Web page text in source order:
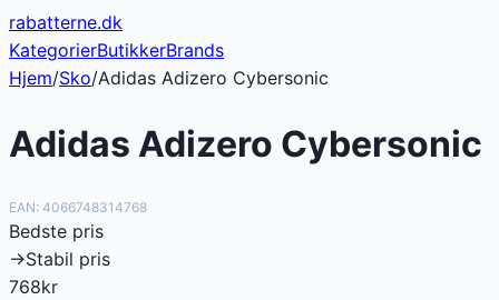
rabatterne.dk
KategorierButikkerBrands
Hjem/Sko/Adidas Adizero Cybersonic
Adidas Adizero Cybersonic
EAN: 4066748314768
Bedste pris
→Stabil pris
768kr